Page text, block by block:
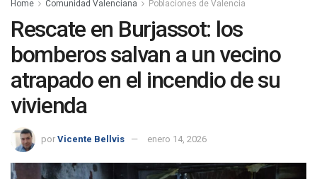
Home Comunidad Valenciana Poblaciones de Valencia
Rescate en Burjassot: los
bomberos salvan a un vecino
atrapado en el incendio de su
vivienda
por Vicente Bellvis enero 14, 2026